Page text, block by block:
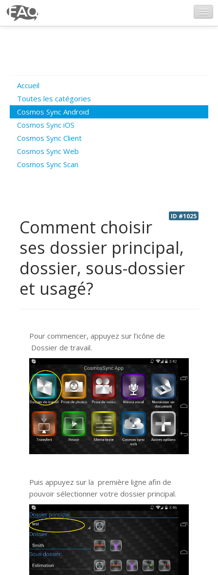
Poser une question
Questions ouvertes
Connexion
Accueil
Toutes les catégories
Cosmos Sync Android
Cosmos Sync iOS
Cosmos Sync Client
Cosmos Sync Web
Cosmos Sync Scan
ID #1025
Comment choisir
ses dossier principal,
dossier, sous-dossier
et usagé?
Pour commencer, appuyez sur l’icône de
Dossier de travail.
Puis appuyez sur la première ligne afin de
pouvoir sélectionner votre dossier principal.